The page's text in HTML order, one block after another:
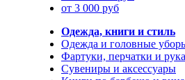
от 3 000 руб
Одежда, книги и стиль
Одежда и головные
Фартуки, перчатки и
Сувениры и аксессуары